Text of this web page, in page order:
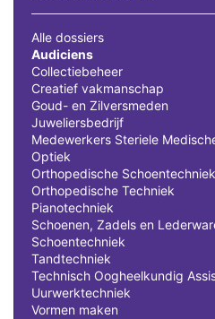
Alle dossiers
Audiciens
Collectiebeheer
Creatief vakmanschap
Goud- en Zilversmeden
Juweliersbedrijf
Medewerkers Steriele
Optiek
Orthopedische Schoentechniek
Orthopedische Techniek
Pianotechniek
Schoenen, Zadels en
Schoentechniek
Tandtechniek
Technisch Oogheelkundig
Uurwerktechniek
Vormen maken